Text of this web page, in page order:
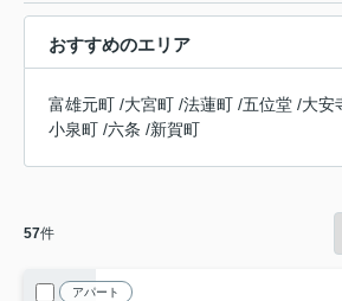
おすすめのエリア
富雄元町 /大宮町 /法蓮町 /五位堂 /大安
小泉町 /六条 /新賀町
57件
アパート